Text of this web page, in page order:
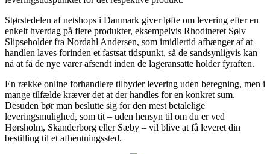
Størstedelen af netshops i Danmark giver løfte om levering efter en
enkelt hverdag på flere produkter, eksempelvis Rhodineret Sølv
Slipseholder fra Nordahl Andersen, som imidlertid afhænger af at
handlen laves forinden et fastsat tidspunkt, så de sandsynligvis kan
nå at få de nye varer afsendt inden de lageransatte holder fyraften.
En række online forhandlere tilbyder levering uden beregning, men i
mange tilfælde kræver det at der handles for en konkret sum.
Desuden bør man beslutte sig for den mest betalelige
leveringsmulighed, som tit – uden hensyn til om du er ved
Hørsholm, Skanderborg eller Sæby – vil blive at få leveret din
bestilling til et afhentningssted.